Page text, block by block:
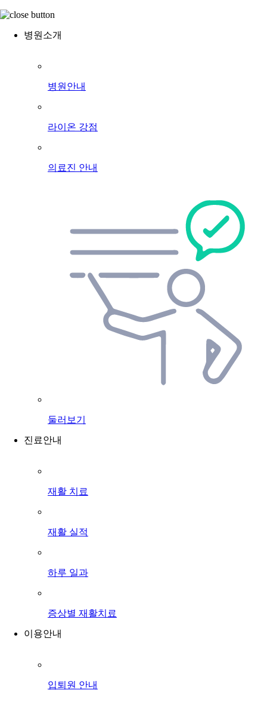
병원소개
병원안내
라이온 강점
의료진 안내
둘러보기
진료안내
재활 치료
재활 실적
하루 일과
증상별 재활치료
이용안내
입퇴원 안내